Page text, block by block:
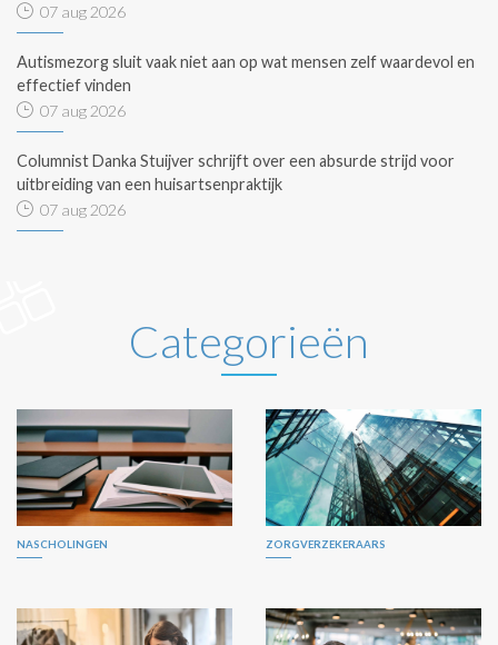
07 aug 2026
Autismezorg sluit vaak niet aan op wat mensen zelf waardevol en
effectief vinden
07 aug 2026
Columnist Danka Stuijver schrijft over een absurde strijd voor
uitbreiding van een huisartsenpraktijk
07 aug 2026
Categorieën
NASCHOLINGEN ZORGVERZEKERAARS